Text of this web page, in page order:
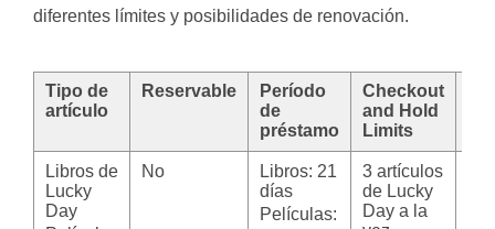
diferentes límites y posibilidades de renovación.
Tipo de
artículo
Reservable
Período
de
préstamo
Checkout
and Hold
Limits
Libros de
Lucky
Day
No
Libros: 21
días
Películas:
3 artículos
de Lucky
Day a la